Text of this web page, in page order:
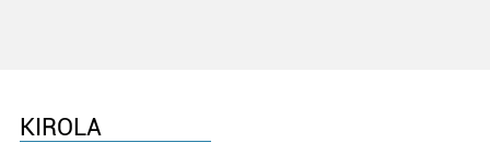
KIROLA